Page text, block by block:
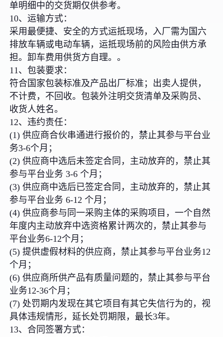
单明细中的交货期仅供参考。
10、运输方式：
采用最便捷、安全的方式运抵现场，入厂需为国六
排放车辆或电动车辆，运抵现场前的风险由供方承
担。卸车费用供货方自理。。
11、包装要求：
符合国家包装标准及产品出厂标准；出卖人提供，
不计费，不回收。包装外注明交货清单及采购员、
收货人姓名。
12、违约责任：
(1) 供应商合伙串通进行报价的，禁止其参与平台业
务3-6个月；
(2) 供应商中选后未签定合同，主动放弃的，禁止其
参与平台业务 3-6 个月；
(3) 供应商中选后已签定合同，主动放弃的，禁止其
参与平台业务 6-12 个月；
(4) 供应商参与同一采购主体的采购项目，一个自然
年度内主动放弃中选资格累计两次的，禁止其参与
平台业务6-12个月；
(5) 提供虚假材料的供应商，禁止其参与平台业务12
个月；
(6) 供应商所供产品有质量问题的，禁止其参与平台
业务12-36个月；
(7) 处罚期内发现在其它项目有其它失信行为的，视
具体违规情形，延长处罚期限，最长3年。
13、合同签署方式：